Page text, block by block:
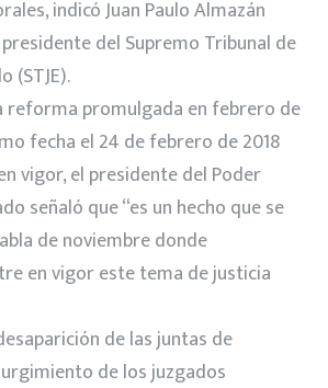
indicó Juan Paulo Almazán
del Supremo Tribunal de
(STJE).
reforma promulgada en febrero de
fecha el 24 de febrero de 2018
vigor, el presidente del Poder
señaló que “es un hecho que se
de noviembre donde
en vigor este tema de justicia
de las juntas de
de los juzgados